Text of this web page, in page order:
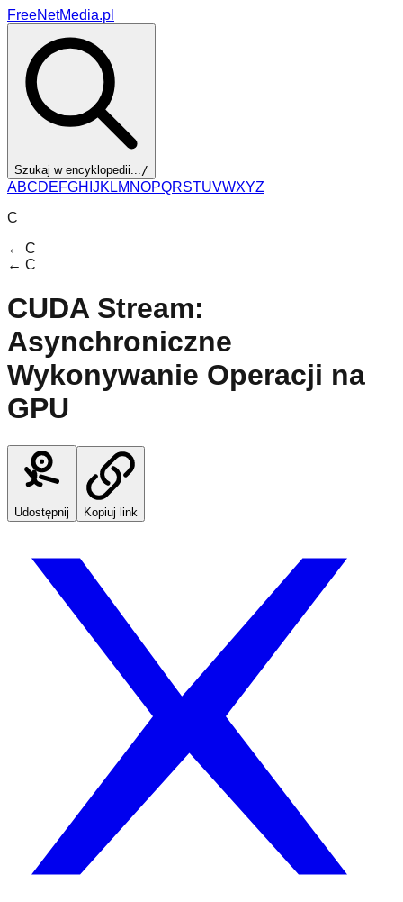
FreeNetMedia.pl
Szukaj w encyklopedii.../
ABCDEFGH JK LM NOPQRSTUVWXYZ
C
← C
← C
CUDA Stream:
Asynchroniczne
Wykonywanie Operacji na
GPU
Udostępnij Kopiuj link